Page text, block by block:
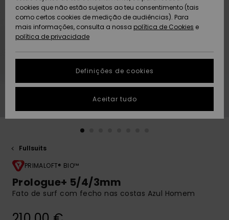
Artigos
recém-
chegados
Coleções
Artigos
recém-
chegados
Highlights
Community
AJUDA
Protecção de
dados
Guia de
tamanhos
conversa para
obteres a
resposta mais
Encontra
respostas
SUSTAINABILITY
PRESENTE
DESEJO
Fullsuits
PRIMALOFT® BIO™
Prologue+ 5/4/3mm
Fato de surf com fecho nas costas Azul Homem
cookies que não estão sujeitos ao teu consentimento (tais
como certos cookies de medição de audiências). Para
mais informações, consulta a nossa política de Cookies e
política de privacidade
Definições de cookies
Aceitar tudo